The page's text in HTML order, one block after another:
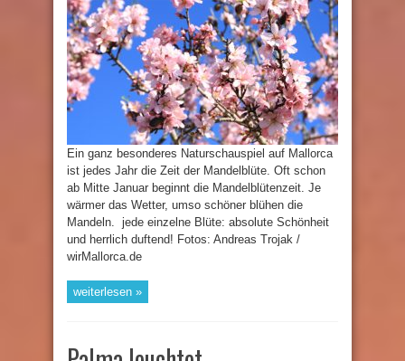
Ein ganz besonderes Naturschauspiel auf Mallorca
ist jedes Jahr die Zeit der Mandelblüte. Oft schon
ab Mitte Januar beginnt die Mandelblütenzeit. Je
wärmer das Wetter, umso schöner blühen die
Mandeln. jede einzelne Blüte: absolute Schönheit
und herrlich duftend! Fotos: Andreas Trojak /
wirMallorca.de
weiterlesen »